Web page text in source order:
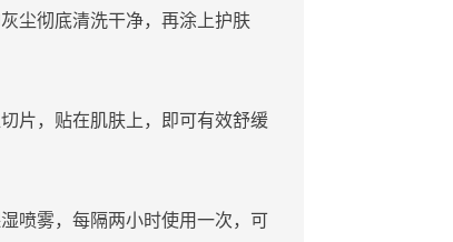
尘彻底清洗干净，再涂上护肤
片，贴在肌肤 上，即可有效舒缓
喷雾，每隔两小时使用一次，可